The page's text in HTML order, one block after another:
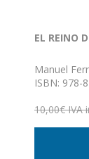
EL REINO
Manuel
ISBN: 978-
Nº de
10,00€ IVA